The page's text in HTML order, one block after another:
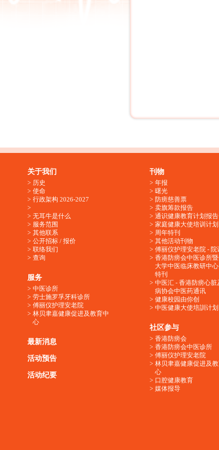
关于我们
历史
使命
行政架构 2026-2027
无耳牛是什么
服务范围
其他联系
公开招标 / 报价
联络我们
查询
服务
中医诊所
劳士施罗孚牙科诊所
傅丽仪护理安老院
林贝聿嘉健康促进及教育中
心
最新消息
活动预告
活动纪要
刊物
年报
曙光
防痨慈善票
卖旗筹款报告
通识健康教育计划报告
家庭健康大使培训计划
周年特刊
其他活动刊物
傅丽仪护理安老院 - 院
香港防痨会中医诊所
大学中医临床教研中
特刊
中医汇 - 香港防痨心脏
病协会中医药通讯
健康校园由你创
中医健康大使培訓计划
社区参与
香港防痨会
香港防痨会中医诊所
傅丽仪护理安老院
林贝聿嘉健康促进及
心
口腔健康教育
媒体报导